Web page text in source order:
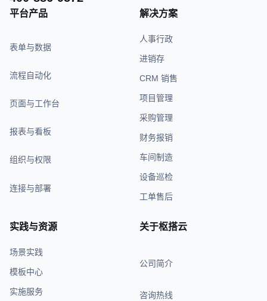
平台产品
表单与数据
流程自动化
页面与工作台
报表与看板
组织与权限
连接与部署
解决方案
人事行政
进销存
CRM 销售
项目管理
采购管理
财务报销
车间制造
设备巡检
工单售后
实践与资源
场景实践
模板中心
实施服务
关于枢搭云
公司简介
咨询热线